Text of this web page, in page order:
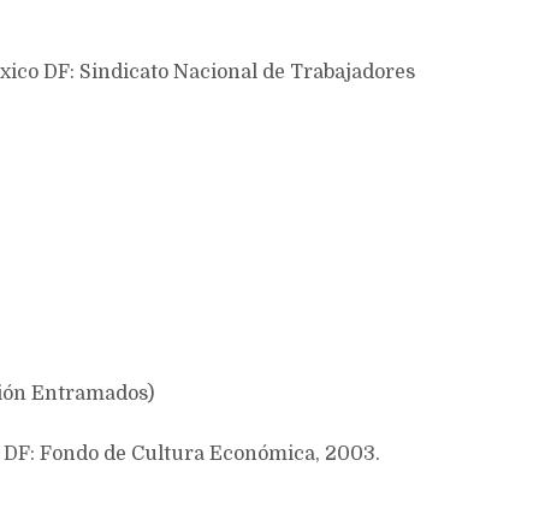
DF: Sindicato Nacional de Trabajadores
Entramados)
Fondo de Cultura Económica, 2003.